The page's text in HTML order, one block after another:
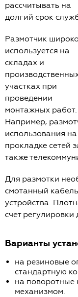
рассчитывать на
долгий срок
Размотчик
используется на
складах и
участках при
проведении
монтажных работ.
Например,
использования
прокладке сетей
также
Для размотки
смотанный
устройства.
счет
Варианты
на резиновые
стандартную
на поворотные
механизмом.